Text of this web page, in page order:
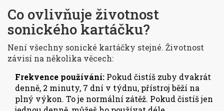
Co ovlivňuje životnost
sonického kartáčku?
Není všechny sonické kartáčky stejné. Životnost
závisí na několika věcech:
Frekvence používání: Pokud čistíš zuby dvakrát
denně, 2 minuty, 7 dní v týdnu, přístroj běží na
plný výkon. To je normální zátěž. Pokud čistíš jen